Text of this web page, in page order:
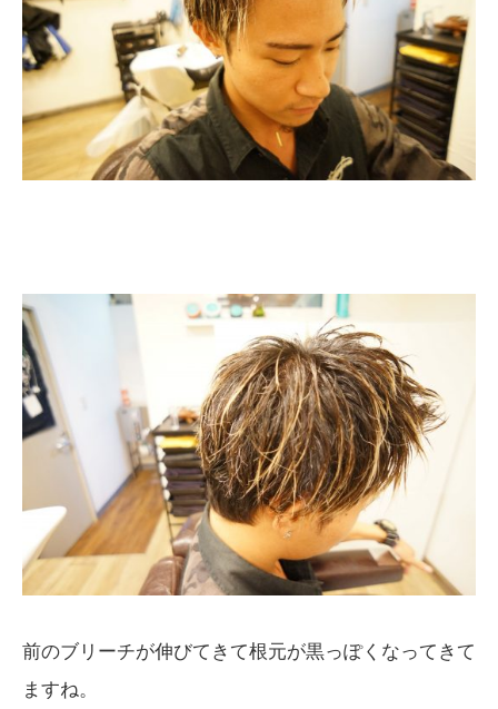
前のブリーチが伸びてきて根元が黒っぽくなってきて
ますね。